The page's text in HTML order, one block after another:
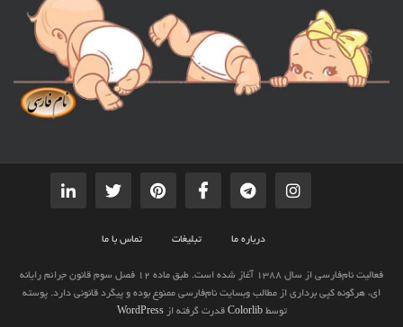
درباره ما تبلیغات تماس با ما
فعالیت نام‌فارسی از سال 1388 آغاز شده است. طبق ماده 12 فصل سوم قانون جرائم رایانه
ای، هرگونه کپی برداری از مطالب وبسایت نام‌فارسی ممنوع بوده و پیگرد قانونی دارد. پوسته
توسطColorlib قدرت گرفته ازWordPress